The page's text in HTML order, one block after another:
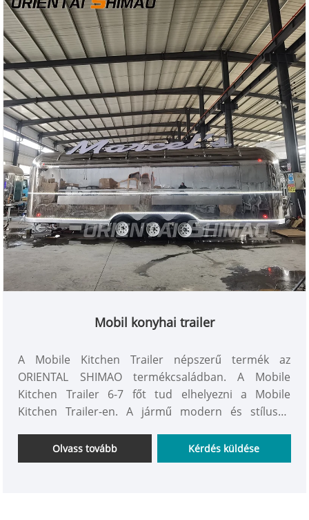
Mobil konyhai trailer
A Mobile Kitchen Trailer népszerű termék az
ORIENTAL SHIMAO termékcsaládban. A Mobile
Kitchen Trailer 6-7 főt tud elhelyezni a Mobile
Kitchen Trailer-en. A jármű modern és stílusos
Olvass tovább Kérdés küldése